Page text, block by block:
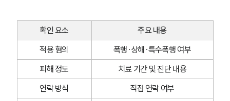
확인 요소
주요 내용
적용 혐의
폭행·상해·특수폭행 여부
피해 정도
치료 기간 및 진단 내용
연락 방식
직접 연락 여부